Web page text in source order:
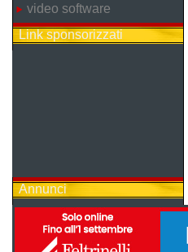
video software
Link sponsorizzati
Annunci